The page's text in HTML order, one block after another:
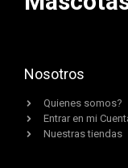
Nosotros
Quienes somos?
Entrar en mi
Nuestras tiendas